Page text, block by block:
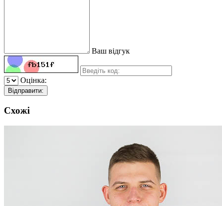
Ваш відгук
Оцінка:
Відправити:
Схожі